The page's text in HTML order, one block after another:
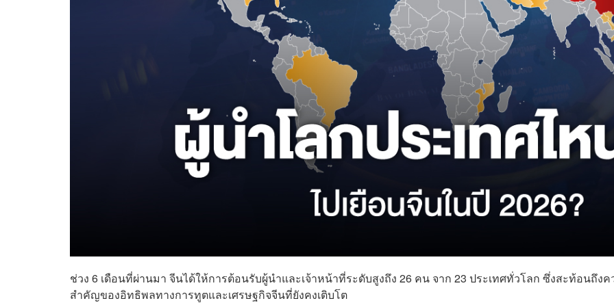
ช่วง 6 เดือนที่ผ่านมา จีนได้ให้การต้อนรับผู้นำและเจ้าหน้าที่ระดับสูงถึง 26 คน จาก 23 ประเทศทั่วโลก ซึ่งสะท้อนถึงค
สำคัญของอิทธิพลทางการทูตและเศรษฐกิจจีนที่ยังคงเติบโต